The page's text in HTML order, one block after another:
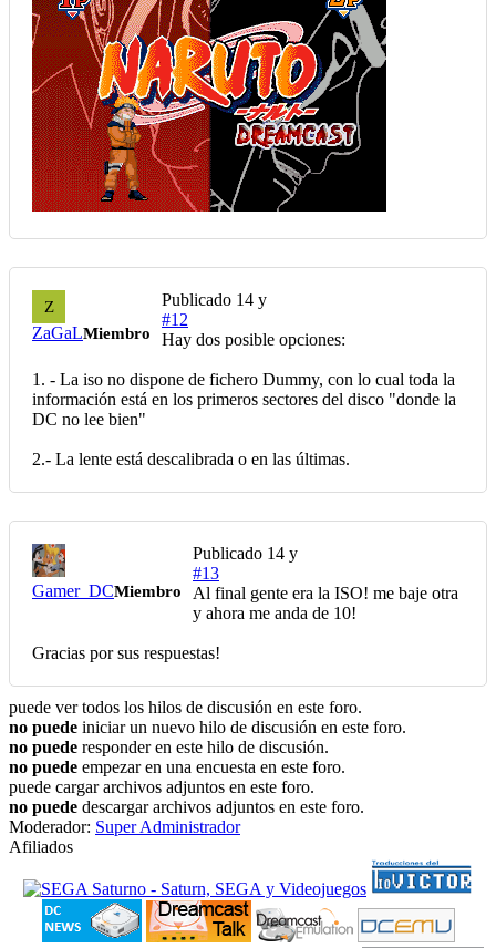
Z
ZaGaLMiembro
Publicado 14 y
#12
Hay dos posible opciones:
1. - La iso no dispone de fichero Dummy, con lo cual toda la
información está en los primeros sectores del disco "donde la
DC no lee bien"
2.- La lente está descalibrada o en las últimas.
Gamer_DCMiembro
Publicado 14 y
#13
Al final gente era la ISO! me baje otra
y ahora me anda de 10!
Gracias por sus respuestas!
puede ver todos los hilos de discusión en este foro.
no puede iniciar un nuevo hilo de discusión en este foro.
no puede responder en este hilo de discusión.
no puede empezar en una encuesta en este foro.
puede cargar archivos adjuntos en este foro.
no puede descargar archivos adjuntos en este foro.
Moderador: Super Administrador
Afiliados